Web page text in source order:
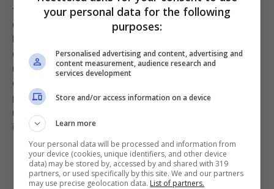
trucco di portare i lembi esterni verso il centro, e poi
chiudeteli bene. Metteteli ognuno in un contenitore
leggermente oleato e copriteli, facendoli lievitare per
circa 8-10 ore. Questo tempo è davvero importante da
rispettare per un risultato ottimale. A questo punto
dedicatevi alla
preferite, facendo attenzione a farsgocciolare
mozzarella o il fior di latte per evitare che rilasci acqua
in cottura.
your personal data for the following
purposes:
Personalised advertising and content, advertising and
content measurement, audience research and
services development
Store and/or access information on a device
Learn more
Your personal data will be processed and information from
your device (cookies, unique identifiers, and other device
data) may be stored by, accessed by and shared with 319
partners, or used specifically by this site. We and our partners
may use precise geolocation data. List of partners.